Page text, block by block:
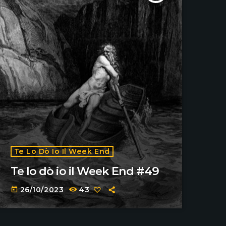
Te Lo Dò Io Il Week End
Te lo dò io il Week End #49
today 26/10/2023 43